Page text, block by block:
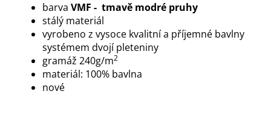
barva VMF - tmavě modré pruhy
stálý materiál
vyrobeno z vysoce kvalitní a příjemné bavlny
systémem dvojí pleteniny
gramáž 240g/m2
materiál: 100% bavlna
nové